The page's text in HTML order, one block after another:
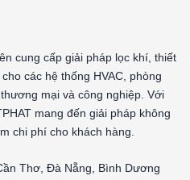
cung cấp giải pháp lọc khí, thiết
các hệ thống HVAC, phòng
mại và công nghiệp. Với
mang đến giải pháp không
chi phí cho khách hàng.
Thơ, Đà Nẵng, Bình Dương